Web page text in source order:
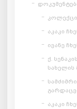
აკაკი
ივანე
ქ.
სახელის
აკაკი